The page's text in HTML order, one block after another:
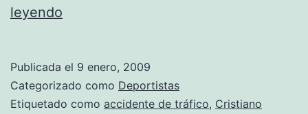
leyendo
ileso
de
Publicada el 9 enero, 2009
Categorizado como Deportistas
Etiquetado como accidente de tráfico, Cristiano